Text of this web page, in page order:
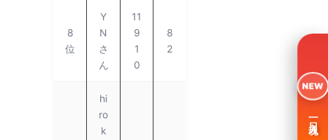
8
位
Y
N
さ
ん
11
9
1
0
8
2
hi
ro
k
NEW
一日入魂